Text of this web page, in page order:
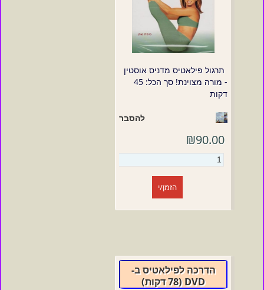
תרגול פילאטיס מדניס אוסטין
- מורה מצוינת! סך הכל: 45
דקות
להסבר
₪90.00
הזמן/י
הדרכה לפילאטיס ב-
DVD (78 דקות)